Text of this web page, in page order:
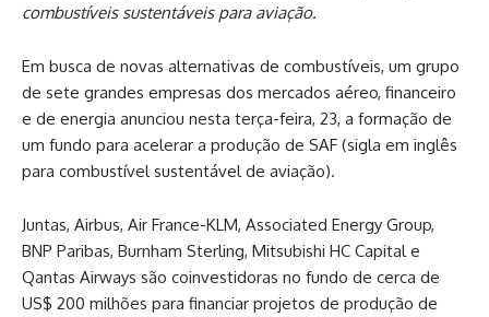
combustíveis sustentáveis para aviação.
Em busca de novas alternativas de combustíveis, um grupo
de sete grandes empresas dos mercados aéreo, financeiro
e de energia anunciou nesta terça-feira, 23, a formação de
um fundo para acelerar a produção de SAF (sigla em inglês
para combustível sustentável de aviação).
Juntas, Airbus, Air France-KLM, Associated Energy Group,
BNP Paribas, Burnham Sterling, Mitsubishi HC Capital e
Qantas Airways são coinvestidoras no fundo de cerca de
US$ 200 milhões para financiar projetos de produção de